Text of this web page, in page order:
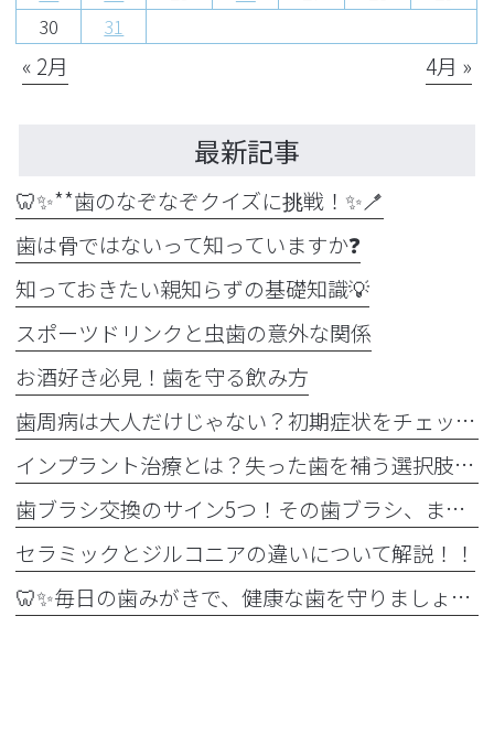
30
31
« 2月 4月 »
最新記事
🦷✨**歯のなぞなぞクイズに挑戦！✨🪥
歯は骨ではないって知っていますか❓
知っておきたい親知らずの基礎知識💡
スポーツドリンクと虫歯の意外な関係
お酒好き必見！歯を守る飲み方
歯周病は大人だけじゃない？初期症状をチェック
インプラント治療とは？失った歯を補う選択肢を正しく知りましょう！！
歯ブラシ交換のサイン5つ！その歯ブラシ、まだ使っていませんか？🪥
セラミックとジルコニアの違いについて解説！！
🦷✨毎日の歯みがきで、健康な歯を守りましょう✨🪥